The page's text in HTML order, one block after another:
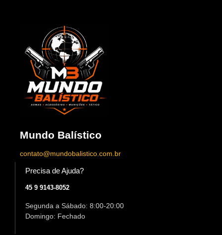
Mundo Balístico
contato@mundobalistico.com.br
Precisa de Ajuda?
45 9 9143-8052
Segunda a Sábado: 8:00-20:00
Domingo: Fechado